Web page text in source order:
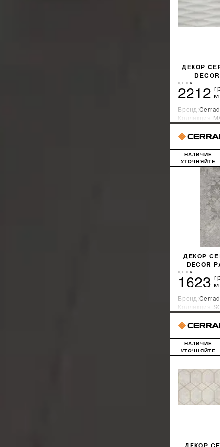
ДЕКОР
ЦЕНА
2212
Бренд:Cerrad
Коллекция:
Страна-
ДЕКОР
DECOR
НАЛИЧИЕ
УТОЧНЯЙТЕ
ЦЕНА
1623
Бренд:Cerrad
Коллекция:
Страна-
ДЕКОР
НАЛИЧИЕ
УТОЧНЯЙТЕ